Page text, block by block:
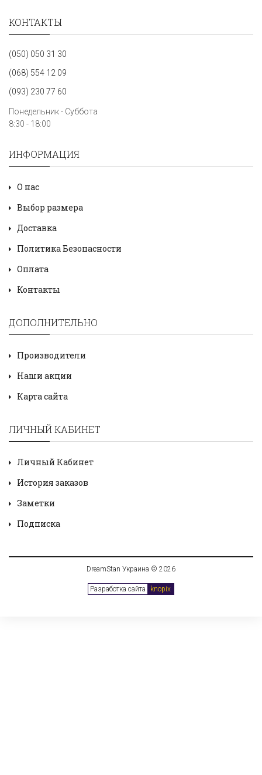
КОНТАКТЫ
(050) 050 31 30
(068) 554 12 09
(093) 230 77 60
Понедельник - Суббота
8:30 - 18:00
ИНФОРМАЦИЯ
О нас
Выбор размера
Доставка
Политика Безопасности
Оплата
Контакты
ДОПОЛНИТЕЛЬНО
Производители
Наши акции
Карта сайта
ЛИЧНЫЙ КАБИНЕТ
Личный Кабинет
История заказов
Заметки
Подписка
DreamStan Украина © 2026
Разработка сайта knopix